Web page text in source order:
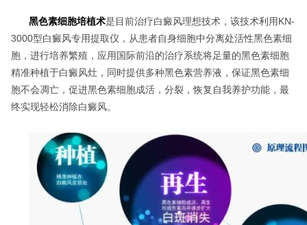
黑色素细胞培植术是目前治疗白癜风理想技术，该技术利用KN-
3000型白癜风专用提取仪，从患者自身细胞中分离处活性黑色素细
胞，进行培养繁殖，应用国际前沿的治疗系统将足量的黑色素细胞
精准种植于白癜风灶，同时提供多种黑色素营养液，保证黑色素细
胞不会凋亡，促进黑色素细胞成活，分裂，恢复自我养护功能，最
终实现轻松消除白癜风。